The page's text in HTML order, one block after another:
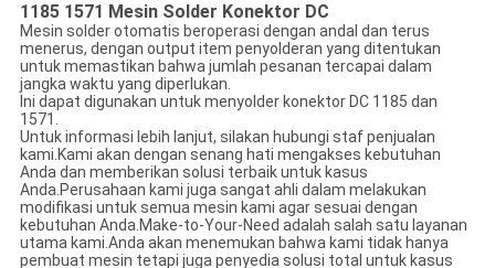
1185 1571 Mesin Solder Konektor DC
Mesin solder otomatis beroperasi dengan andal dan terus
menerus, dengan output item penyolderan yang ditentukan
untuk memastikan bahwa jumlah pesanan tercapai dalam
jangka waktu yang diperlukan.
Ini dapat digunakan untuk menyolder konektor DC 1185 dan
1571.
Untuk informasi lebih lanjut, silakan hubungi staf penjualan
kami.Kami akan dengan senang hati mengakses kebutuhan
Anda dan memberikan solusi terbaik untuk kasus
Anda.Perusahaan kami juga sangat ahli dalam melakukan
modifikasi untuk semua mesin kami agar sesuai dengan
kebutuhan Anda.Make-to-Your-Need adalah salah satu layanan
utama kami.Anda akan menemukan bahwa kami tidak hanya
pembuat mesin tetapi juga penyedia solusi total untuk kasus